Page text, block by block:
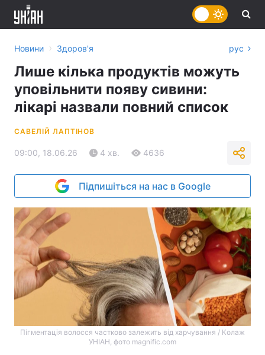
Новини › Здоров'я рус
Лише кілька продуктів можуть
уповільнити появу сивини:
лікарі назвали повний список
САВЕЛІЙ ЛАПТІНОВ
09:00, 18.06.26 4 хв. 4636
Підпишіться на нас в Google
Пігментація волосся частково залежить від харчування / Колаж
УНІАН, фото magnific.com